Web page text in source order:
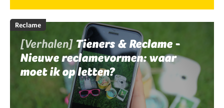
Reclame
[Verhalen] Tieners & Reclame -
Nieuwe reclamevormen: waar
moet ik op letten?